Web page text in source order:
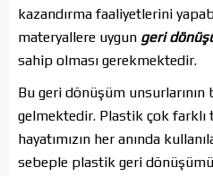
kazandırma faaliyetlerini
materyallere uygun geri
sahip olması gerekmektedir.
Bu geri dönüşüm
gelmektedir. Plastik çok
hayatımızın her anında
sebeple plastik geri